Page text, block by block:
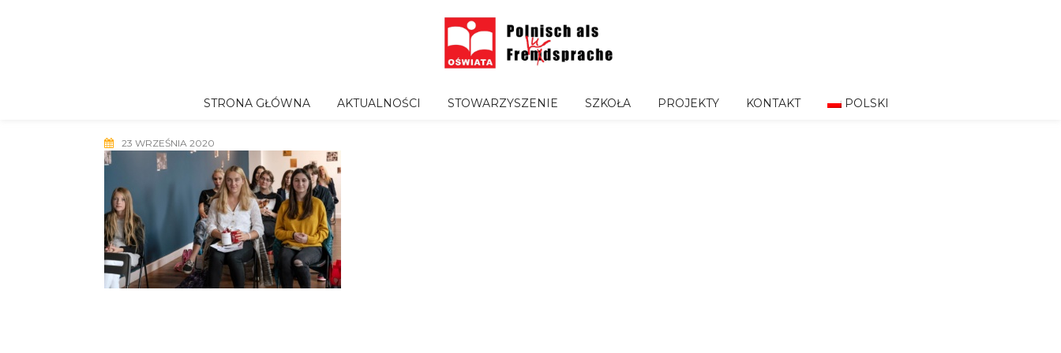
STRONA GŁÓWNA AKTUALNOŚCI STOWARZYSZENIE SZKOŁA PROJEKTY KONTAKT POLSKI
23 WRZEŚNIA 2020